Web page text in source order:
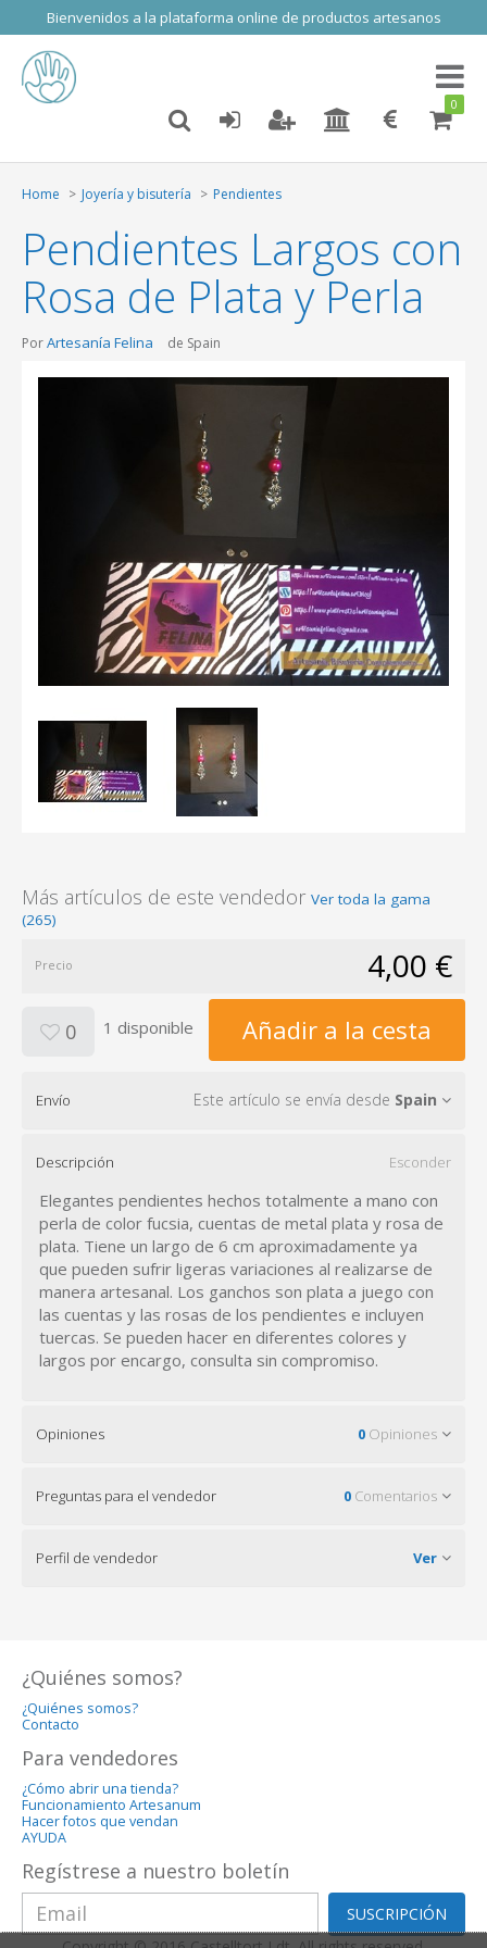
Bienvenidos a la plataforma online de productos artesanos
Toggle
0
Home Joyería y bisutería Pendientes
Pendientes Largos con
Rosa de Plata y Perla
PorArtesanía Felina de Spain
Más artículos de este vendedor Ver toda la gama
(265)
Precio 4,00 €
0 1 disponible Añadir a la cesta
Envío Este artículo se envía desde Spain
Descripción Esconder
Elegantes pendientes hechos totalmente a mano con
perla de color fucsia, cuentas de metal plata y rosa de
plata. Tiene un largo de 6 cm aproximadamente ya
que pueden sufrir ligeras variaciones al realizarse de
manera artesanal. Los ganchos son plata a juego con
las cuentas y las rosas de los pendientes e incluyen
tuercas. Se pueden hacer en diferentes colores y
largos por encargo, consulta sin compromiso.
Opiniones 0 Opiniones
Preguntas para el vendedor 0 Comentarios
Perfil de vendedor Ver
¿Quiénes somos?
¿Quiénes somos?
Contacto
Para vendedores
¿Cómo abrir una tienda?
Funcionamiento Artesanum
Hacer fotos que vendan
AYUDA
Regístrese a nuestro boletín
SUSCRIPCIÓN